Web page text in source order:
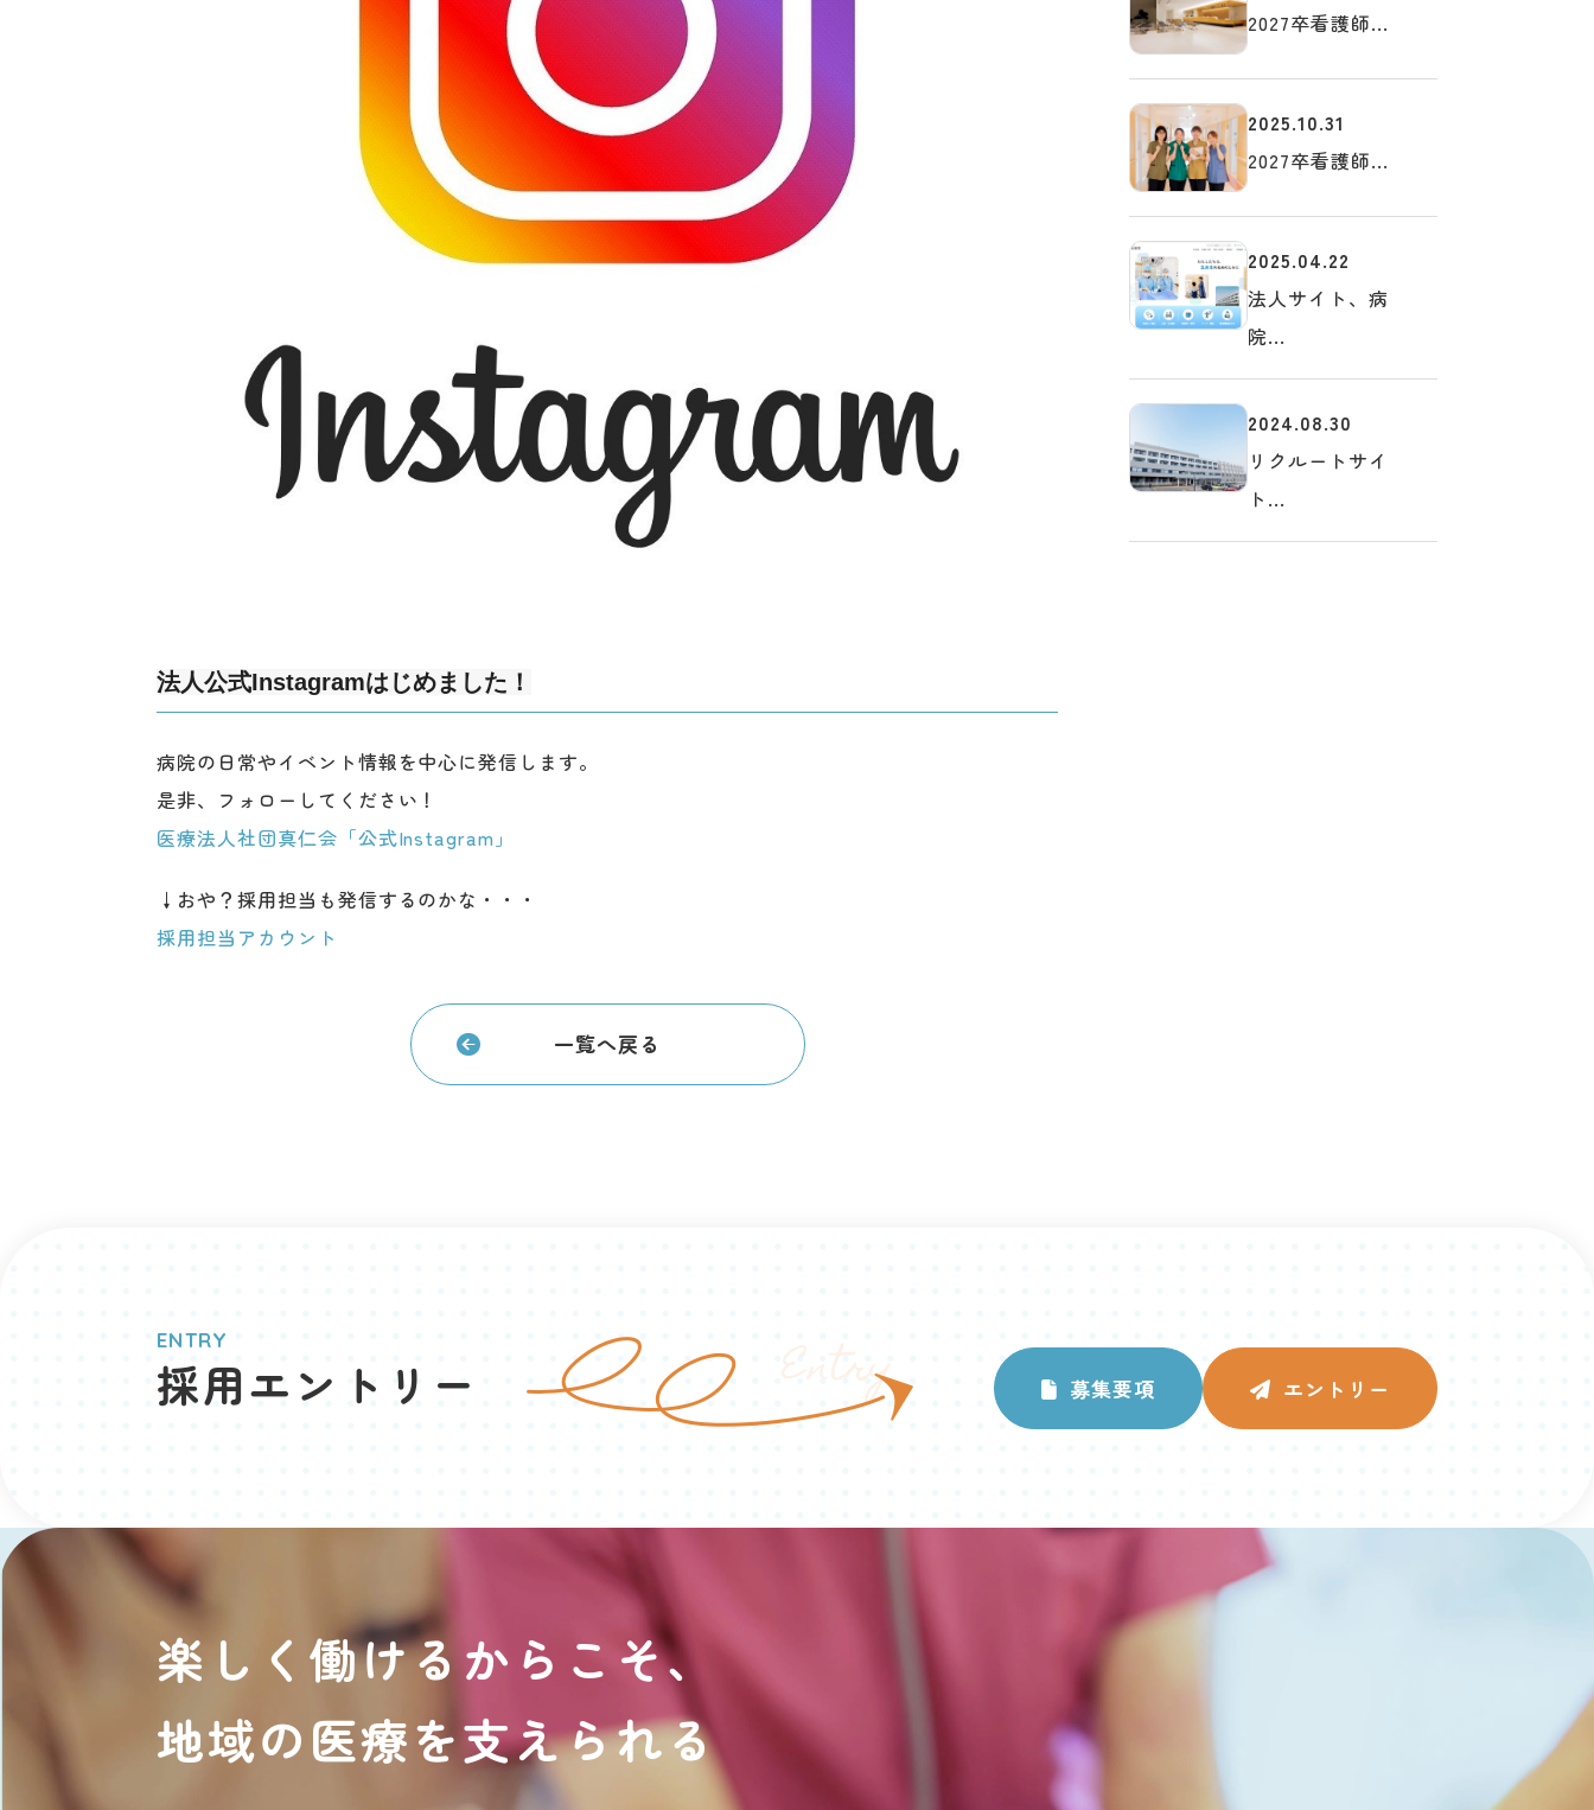
法人公式Instagramはじめました！
病院の日常やイベント情報を中心に発信します。
是非、フォローしてください！
医療法人社団真仁会「公式Instagram」
↓おや？採用担当も発信するのかな・・・
採用担当アカウント
一覧へ戻る
2027卒看護師...
2025.10.31
2027卒看護師...
2025.04.22
法人サイト、病
院...
2024.08.30
リクルートサイ
ト...
ENTRY
採用エントリー Entry 募集要項 エントリー
楽しく働けるからこそ、
地域の医療を支えられる